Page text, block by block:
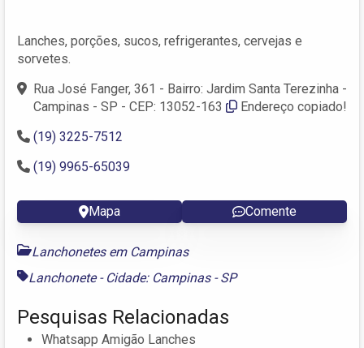
Lanches, porções, sucos, refrigerantes, cervejas e
sorvetes.
Rua José Fanger, 361 - Bairro: Jardim Santa Terezinha -
Campinas - SP - CEP: 13052-163
Endereço copiado!
(19) 3225-7512
(19) 9965-65039
Mapa Comente
Lanchonetes em Campinas
Lanchonete - Cidade: Campinas - SP
Pesquisas Relacionadas
Whatsapp Amigão Lanches